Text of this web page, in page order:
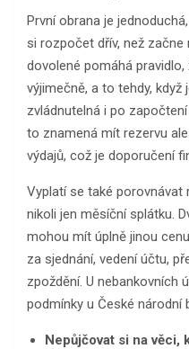
První obrana je
si rozpočet dřív, než začne
dovolené pomáhá
výjimečně, a to tehdy, když
zvládnutelná i po
to znamená mít rezervu
výdajů, což je doporučení
Vyplatí se také porovnávat
nikoli jen měsíční splátku.
mohou mít úplně jinou
za sjednání, vedení účtu,
zpoždění. U nebankovních
podmínky u České národní
Nepůjčovat si na